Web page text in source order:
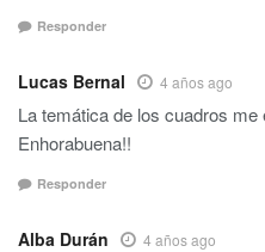
Responder
Lucas Bernal 4 años ago
La temática de los cuadros me
Enhorabuena!!
Responder
Alba Durán 4 años ago